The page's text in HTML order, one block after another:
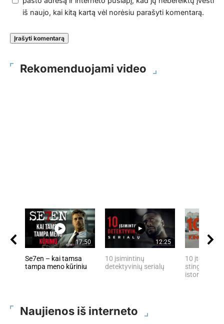
iš naujo, kai kitą kartą vėl norėsiu parašyti komentarą.
Rekomenduojami video
17:50
Se7en – kai tamsa
tampa meno kūriniu
12:25
10 įsimintinų
detektyvinių serialų
10 įtemptų,
stingdančių
istorijų
Naujienos iš interneto